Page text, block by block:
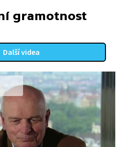
gramotnost
Další videa